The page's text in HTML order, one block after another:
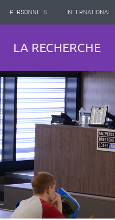
PERSONNELS INTERNATIONAL
LA RECHERCHE